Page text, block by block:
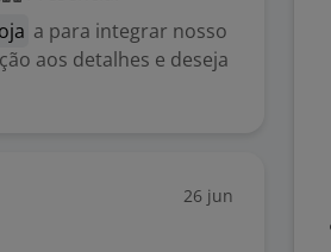
a para integrar nosso
aos detalhes e deseja
26 jun